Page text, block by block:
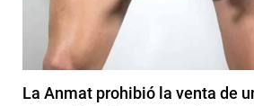
La Anmat prohibió la venta de